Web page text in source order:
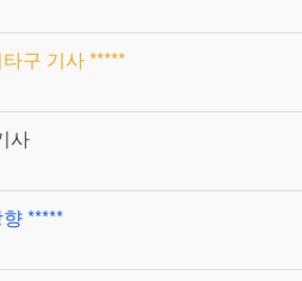
구 기사 *****
사
*****